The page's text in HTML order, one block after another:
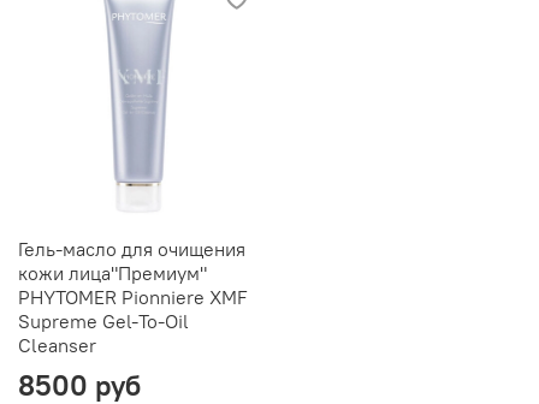
Гель-масло для очищения
кожи лица"Премиум"
PHYTOMER Pionniere XMF
Supreme Gel-To-Oil
Cleanser
8500 руб